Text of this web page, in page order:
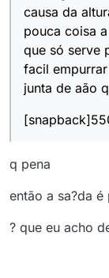
causa da
pouca coisa
que só serve
facil
junta de aão
q pena
então a sa?da
? que eu acho